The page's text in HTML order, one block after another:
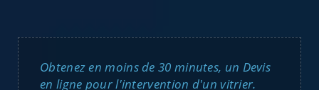
Obtenez en moins de 30 minutes, un Devis
en ligne pour l'intervention d'un vitrier.